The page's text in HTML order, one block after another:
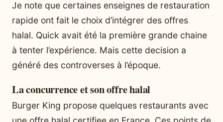
Je note que certaines enseignes de restauration
rapide ont fait le choix d’intégrer des offres
halal. Quick avait été la première grande chaine
à tenter l’expérience. Mais cette decision a
généré des controverses à l’époque.
La concurrence et son offre halal
Burger King propose quelques restaurants avec